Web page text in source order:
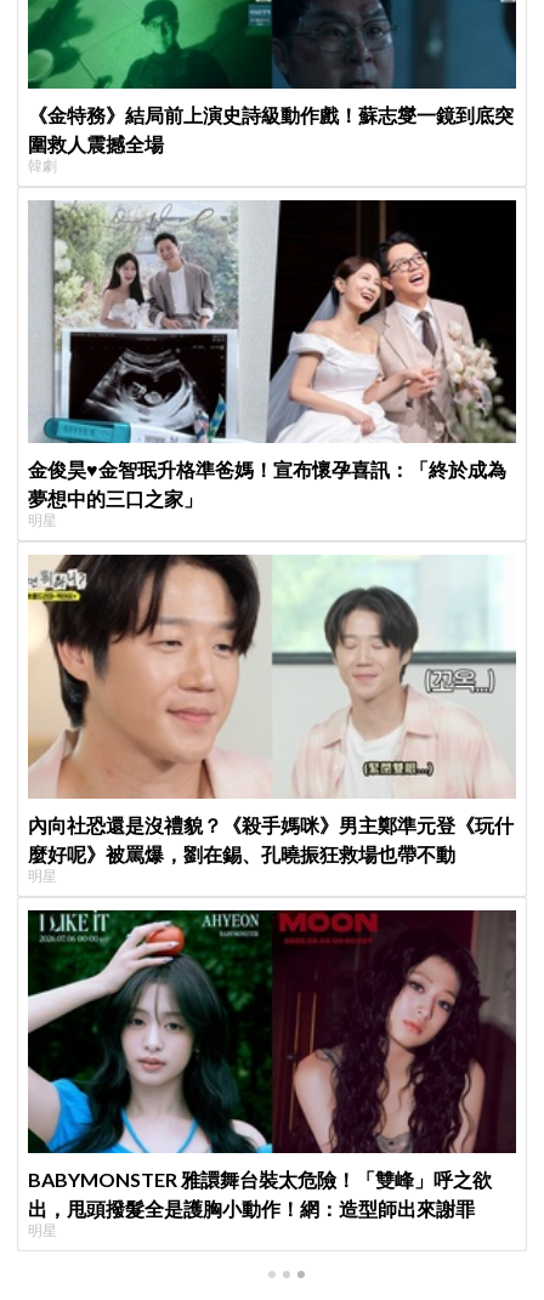
《金特務》結局前上演史詩級動作戲！蘇志燮一鏡到底突
圍救人震撼全場
韓劇
金俊昊♥金智珉升格準爸媽！宣布懷孕喜訊：「終於成為
夢想中的三口之家」
明星
內向社恐還是沒禮貌？《殺手媽咪》男主鄭準元登《玩什
麼好呢》被罵爆，劉在錫、孔曉振狂救場也帶不動
明星
BABYMONSTER 雅譞舞台裝太危險！「雙峰」呼之欲
出，甩頭撥髮全是護胸小動作！網：造型師出來謝罪
明星